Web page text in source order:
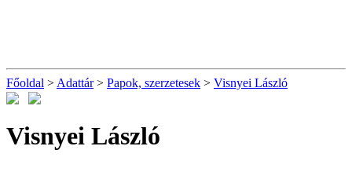
Főoldal > Adattár> Papok, szerzetesek > Visnyei László
Visnyei László